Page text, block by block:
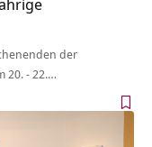
der
20. - 22.…